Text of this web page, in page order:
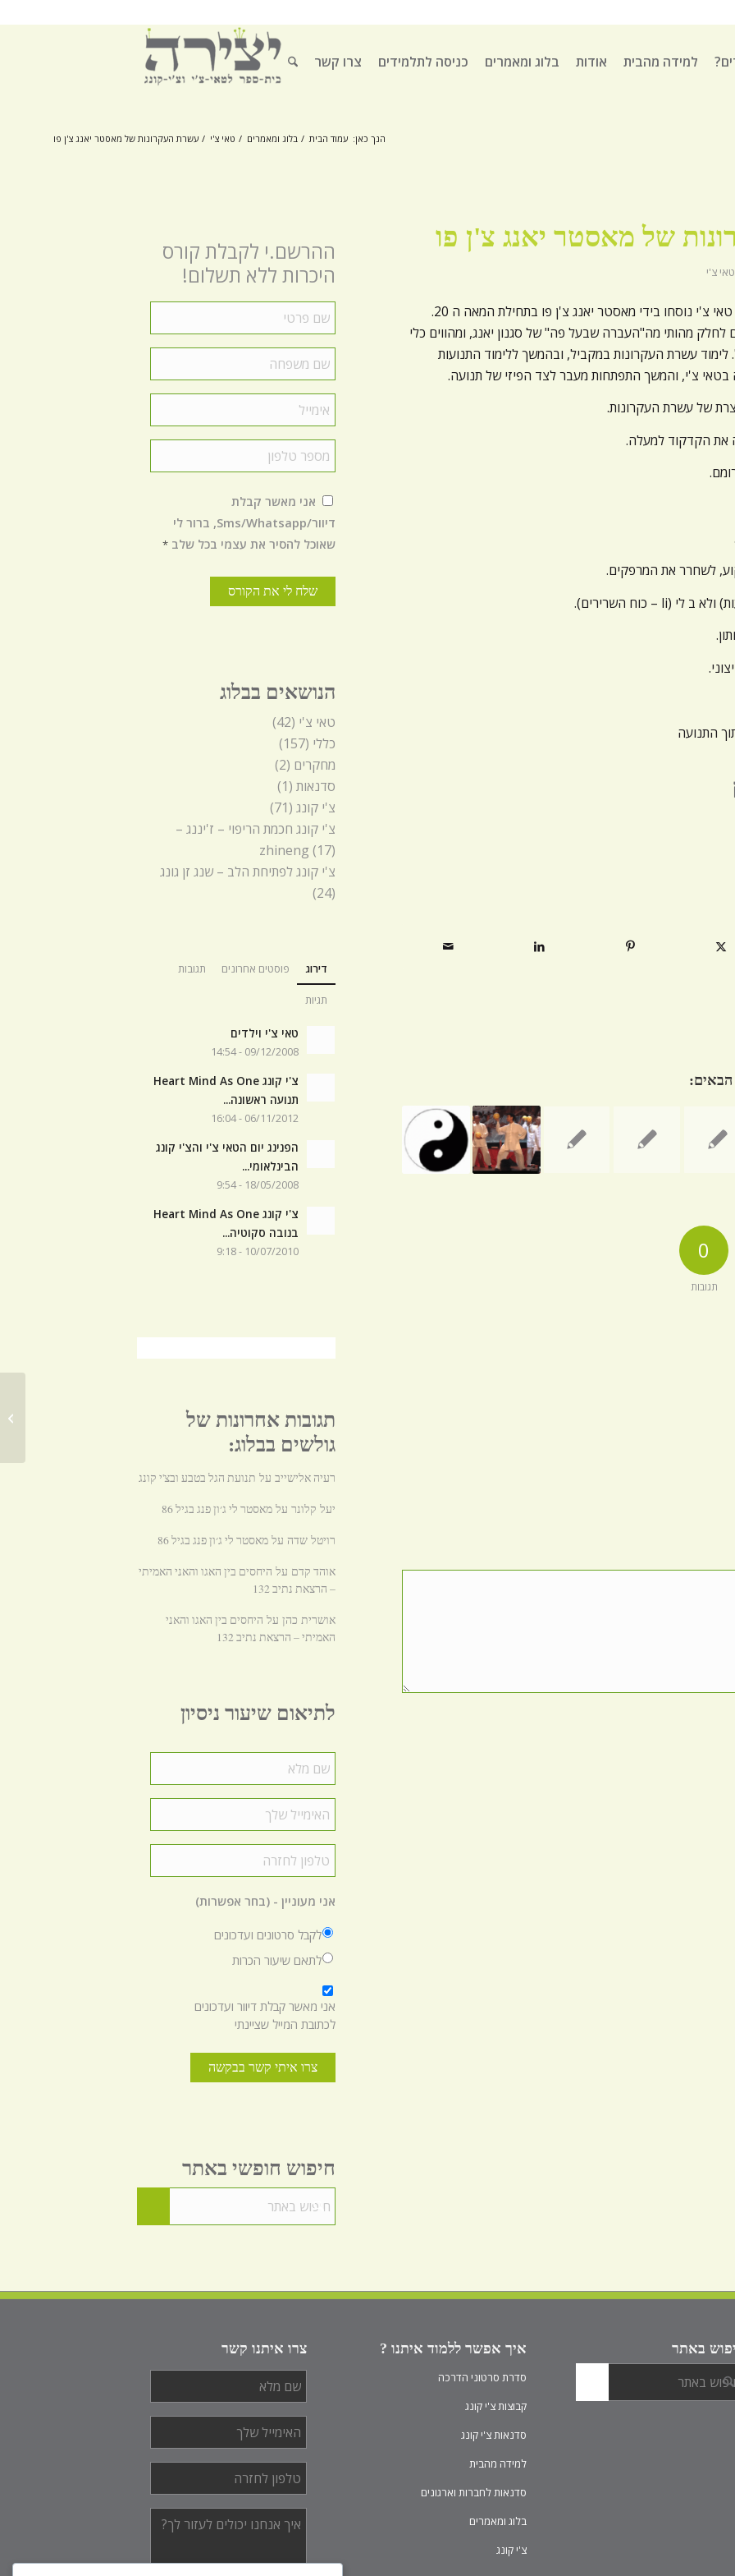
למידה מהבית אודות בלוג ומאמרים כניסה לתלמידים צרו קשר
הנך כאן: עמוד הבית / בלוג ומאמרים / טאי צ'י / עשרת העקרונות של מאסטר יאנג צ'ן פו
של מאסטר יאנג צ'ן פו
טאי צ'י
עשרת העקרונות לתרגול טאי צ'י נוסחו בידי מאסטר יאנג צ'ן פו בתחילת המאה ה 20.
מהותי מה"העברה שבעל פה" של סגנון יאנג, ומהווים כלי
עשרת העקרונות במקביל, ובהמשך ללימוד התנועות
צ'י, והמשך התפתחות מעבר לצד הפיזי של תנועה.
של עשרת העקרונות.
הבאים:
0
תגובות
ההרשם.י לקבלת קורס
היכרות ללא תשלום!
פרטי
*
משפחה *
הסכמהאני מאשר קבלת
דיוור/Sms/Whatsapp, ברור לי
שאוכל להסיר את עצמי בכל שלב *
הנושאים בבלוג
טאי צ'י (42)
כללי (157)
מחקרים (2)
סדנאות (1)
צ'י קונג (71)
צ'י קונג חכמת הריפוי – ז'יננג –
zhineng (17)
צ'י קונג לפתיחת הלב – שנג זן גונג
(24)
דירוג פוסטים אחרונים תגובות
תגיות
טאי צ'י וילדים
09/12/2008 - 14:54
צ'י קונג Heart Mind As One
תנועה ראשונה...
06/11/2012 - 16:04
הפנינג יום הטאי צ'י והצ'י קונג
הבינלאומי...
18/05/2008 - 9:54
צ'י קונג Heart Mind As One
בנובה סקוטיה...
10/07/2010 - 9:18
תגובות אחרונות של
גולשים בבלוג:
רעיה אלישייב על תנועת הגל בטבע ובצ'י קונג
יעל קלונר עלמאסטר לי ג׳ון פנג בגיל 86
רויטל שדה עלמאסטר לי ג׳ון פנג בגיל 86
אוהד קדם על היחסים בין האגו והאני האמיתי
– הרצאת נתיב 132
אושרית כהן על היחסים בין האגו והאני
האמיתי – הרצאת נתיב 132
לתיאום שיעור ניסיון
מלא *
שלך
*
לחזרה
*
אני מעוניין - (בחר אפשרות)
לקבל סרטונים ועדכונים
לתאם שיעור הכרות
*
אני מאשר קבלת דיוור ועדכונים
לכתובת המייל שציינתי
חיפוש חופשי באתר
באתר איך אפשר ללמוד איתנו ?
סדרת סרטוני הדרכה
קבוצות צ'י קונג
סדנאות צ'י קונג
למידה מהבית
סדנאות לחברות וארגונים
בלוג ומאמרים
צ'י קונג
צרו איתנו קשר
מלא *
שלך *
לחזרה
*
אנחנו
לעזור